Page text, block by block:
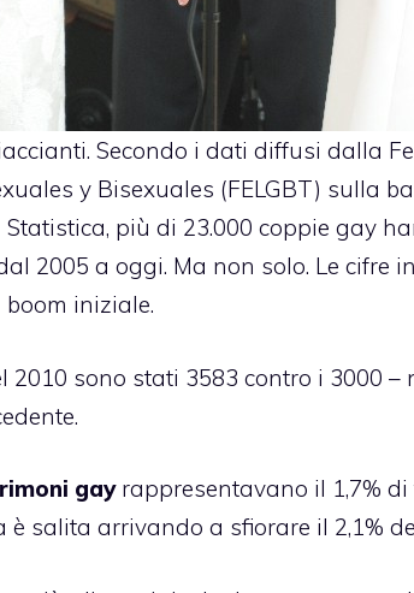
Secondo i dati diffusi dalla
y Bisexuales (FELGBT) sulla
più di 23.000 coppie gay
2005 a oggi. Ma non solo. Le cifre
iniziale.
sono stati 3583 contro i 3000 –
gayrappresentavano il 1,7%
è salita arrivando a sfiorare il 2,1%